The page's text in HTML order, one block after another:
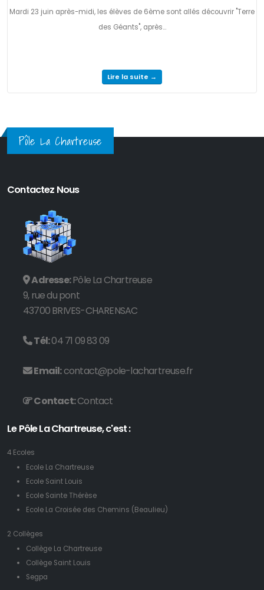
Mardi 23 juin après-midi, les élèves de 6ème sont allés découvrir "Terre
des Géants", après...
Lire la suite →
Pôle La Chartreuse
Contactez Nous
Adresse:Pôle La Chartreuse
9, rue du pont
43700 BRIVES-CHARENSAC
Tél:04 71 09 83 09
Email:contact@pole-lachartreuse.fr
Contact:Contact
Le Pôle La Chartreuse, c'est :
4 Ecoles
Ecole La Chartreuse
Ecole Saint Louis
Ecole Sainte Thérèse
Ecole La Croisée des Chemins (Beaulieu)
2 Collèges
Collège La Chartreuse
Collège Saint Louis
Segpa